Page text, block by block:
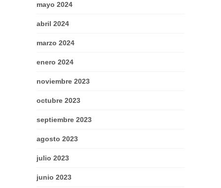
mayo 2024
abril 2024
marzo 2024
enero 2024
noviembre 2023
octubre 2023
septiembre 2023
agosto 2023
julio 2023
junio 2023